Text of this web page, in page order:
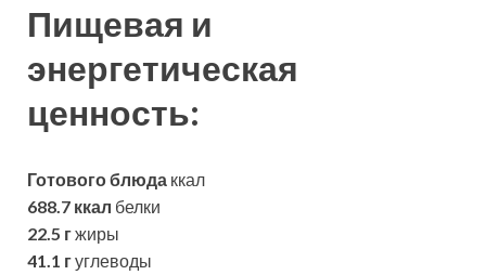
Пищевая и
энергетическая
ценность:
Готового блюда ккал
688.7 ккал белки
22.5 гжиры
41.1 гуглеводы